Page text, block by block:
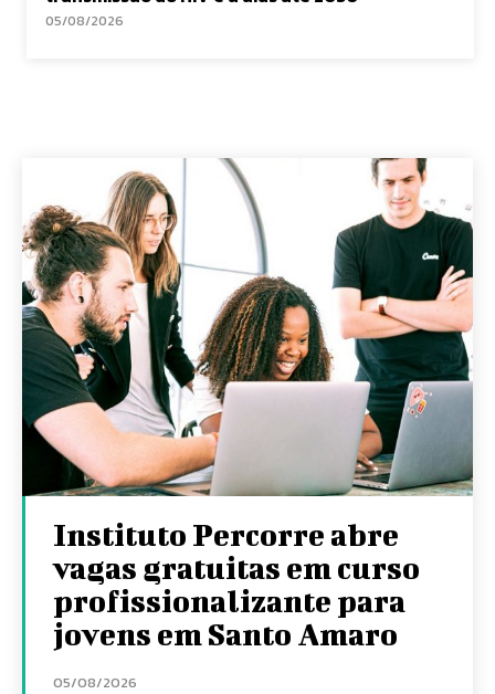
05/08/2026
Instituto Percorre abre
vagas gratuitas em curso
profissionalizante para
jovens em Santo Amaro
05/08/2026